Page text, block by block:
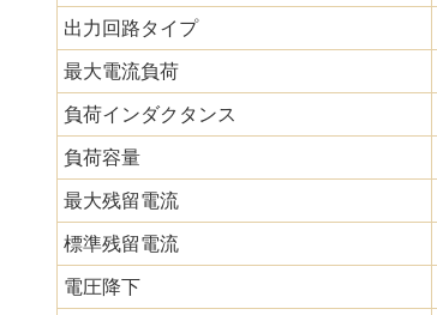
出力回路タイプ
最大電流負荷
負荷インダクタンス
負荷容量
最大残留電流
標準残留電流
電圧降下